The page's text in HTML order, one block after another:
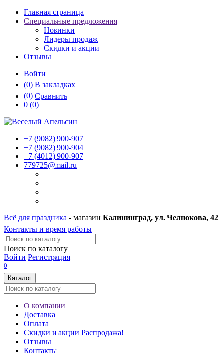
Главная страница
Специальные предложения
Новинки
Лидеры продаж
Скидки и акции
Отзывы
Войти
(0) В закладках
(0) Сравнить
0 (0)
+7 (9082) 900-907
+7 (9082) 900-904
+7 (4012) 900-907
779725@mail.ru
Всё для праздника - магазин Калининград, ул. Челнокова, 42
Контакты и время работы
Поиск по каталогу
Войти Регистрация
0
Каталог
О компании
Доставка
Оплата
Скидки и акции Распродажа!
Отзывы
Контакты